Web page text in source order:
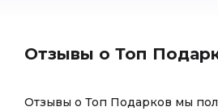
Отзывы о Топ
Отзывы о Топ Подарков мы